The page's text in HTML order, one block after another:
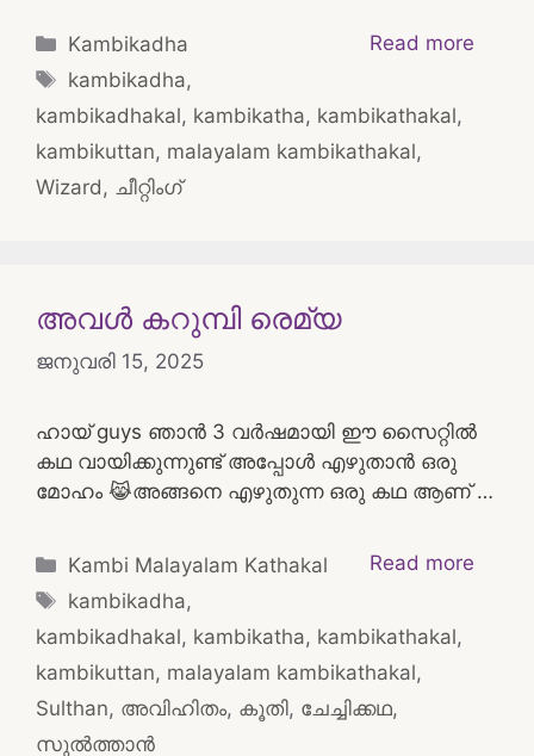
Read more
Categories
Kambikadha
Tags
kambikadha,
kambikadhakal, kambikatha, kambikathakal,
kambikuttan, malayalam kambikathakal,
Wizard, ചീറ്റിംഗ്
അവൾ കറുമ്പി രെമ്യ
ജനുവരി 15, 2025
ഹായ് guys ഞാൻ 3 വർഷമായി ഈ സൈറ്റിൽ
കഥ വായിക്കുന്നുണ്ട് അപ്പോൾ എഴുതാൻ ഒരു
മോഹം 😹അങ്ങനെ എഴുതുന്ന ഒരു കഥ ആണ് …
Read more
Categories
Kambi Malayalam Kathakal
Tags
kambikadha,
kambikadhakal, kambikatha, kambikathakal,
kambikuttan, malayalam kambikathakal,
Sulthan, അവിഹിതം, കൂതി, ചേച്ചിക്കഥ,
സുൽത്താൻ